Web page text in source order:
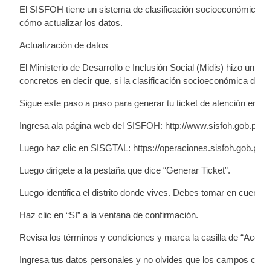
El SISFOH tiene un sistema de clasificación
cómo actualizar los datos.
Actualización de datos
El Ministerio de Desarrollo e Inclusión Social (Midis) hizo
concretos en decir que, si la clasificación socioeconómica
Sigue este paso a paso para generar tu ticket de atención
Ingresa ala página web del SISFOH: http://
Luego haz clic en SISGTAL: https://
Luego dirígete a la pestaña que dice “Generar Ticket”.
Luego identifica el distrito donde vives. Debes tomar en
Haz clic en “SI” a la ventana de confirmación.
Revisa los términos y condiciones y marca la casilla de
Ingresa tus datos personales y no olvides que los campos